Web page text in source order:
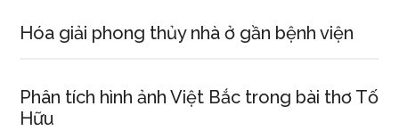
Hóa giải phong thủy nhà ở gần bệnh viện
Phân tích hình ảnh Việt Bắc trong bài thơ Tố
Hữu